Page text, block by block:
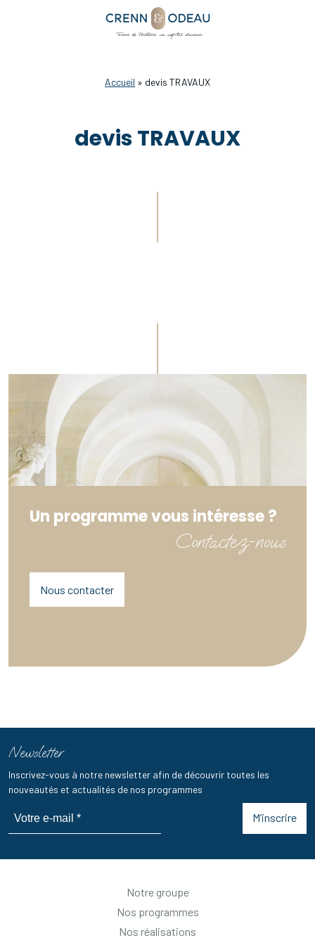
Accueil » devis TRAVAUX
devis TRAVAUX
Un programme vous intéresse ?
Contactez-nous
Nous contacter
Newsletter
Inscrivez-vous à notre newsletter afin de découvrir toutes les
nouveautés et actualités de nos programmes
M’inscrire
Notre groupe
Nos programmes
Nos réalisations